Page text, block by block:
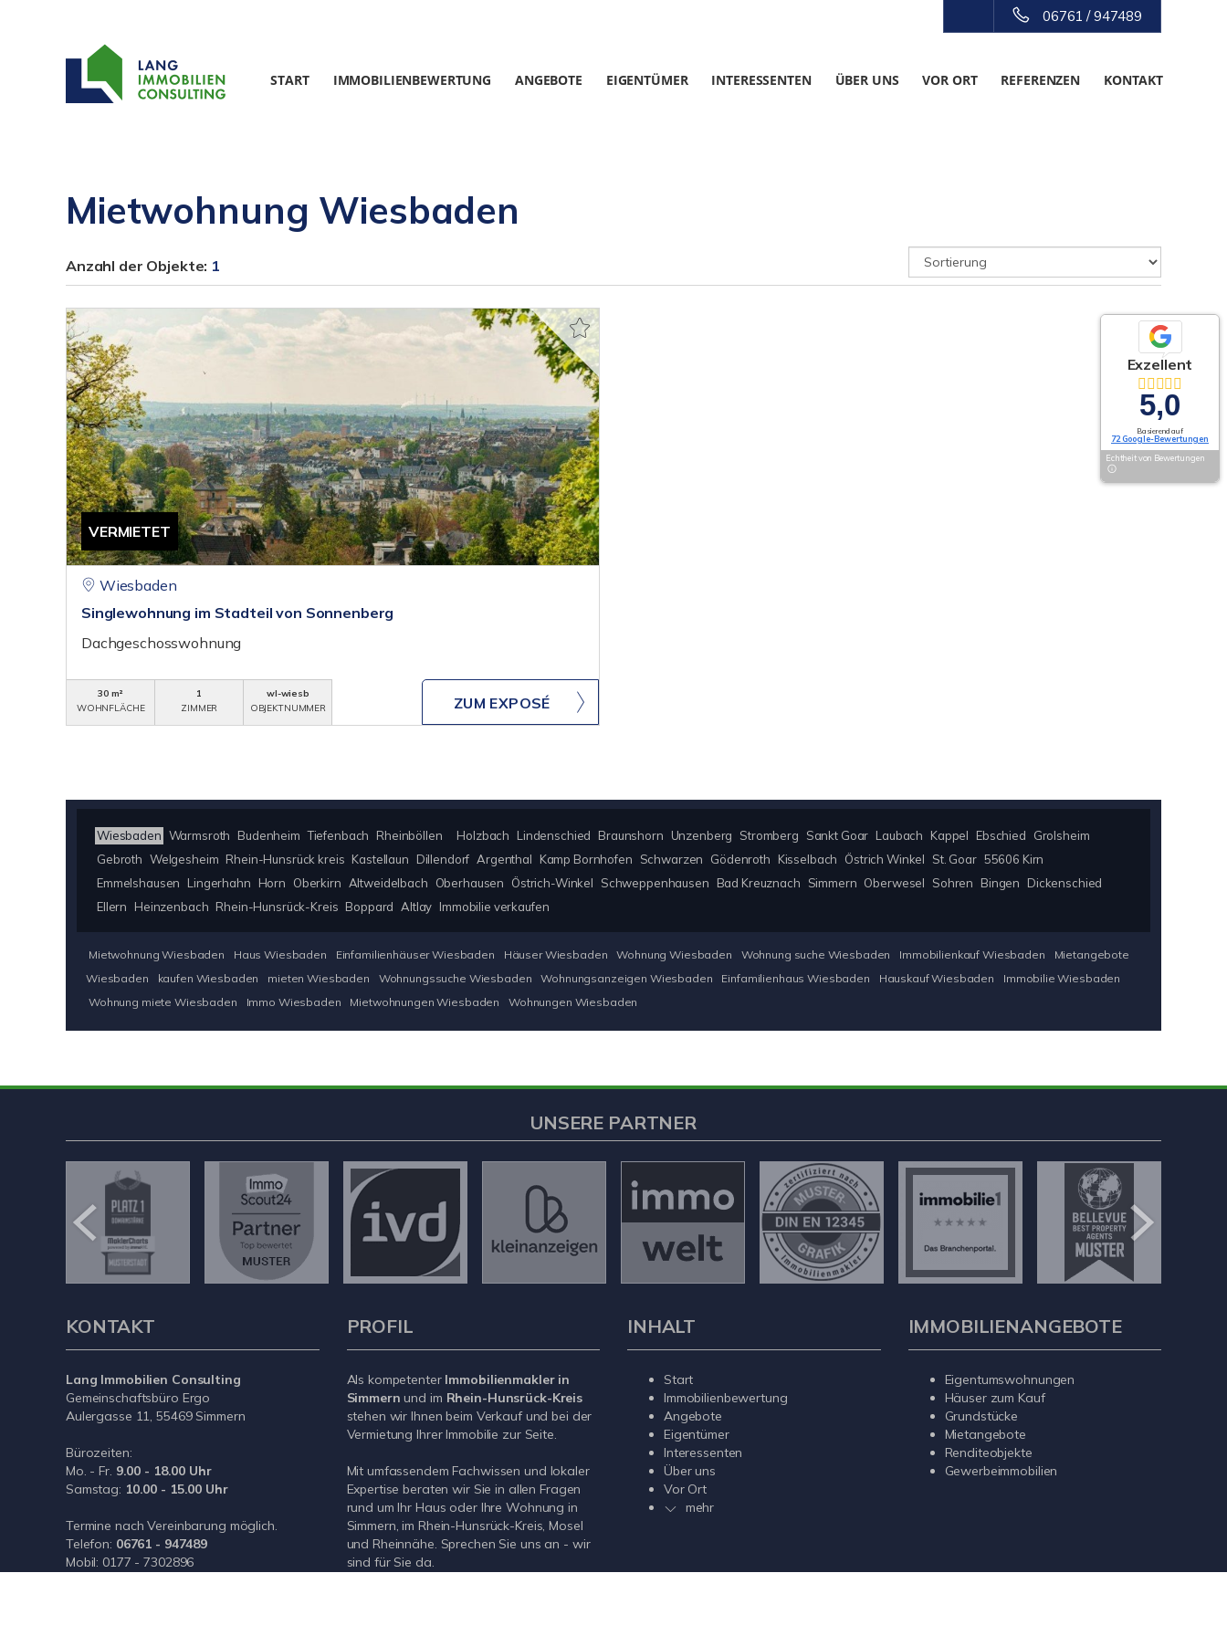
06761 / 947489
START IMMOBILIENBEWERTUNG ANGEBOTE EIGENTÜMER INTERESSENTEN ÜBER UNS VOR ORT REFERENZEN KONTAKT
Mietwohnung Wiesbaden
Anzahl der Objekte: 1
VERMIETET
Wiesbaden
Singlewohnung im Stadteil von Sonnenberg
Dachgeschosswohnung
30 m²
WOHNFLÄCHE
1
ZIMMER
wl-wiesb
OBJEKTNUMMER
ZUM EXPOSÉ
Wiesbaden Warmsroth Budenheim Tiefenbach Rheinböllen Holzbach Lindenschied Braunshorn Unzenberg Stromberg Sankt Goar Laubach Kappel Ebschied
Grolsheim
Gebroth Welgesheim Rhein-Hunsrück kreis Kastellaun Dillendorf Argenthal Kamp Bornhofen Schwarzen Gödenroth Kisselbach Östrich Winkel St. Goar 55606 Kirn
Emmelshausen
Lingerhahn Horn Oberkirn Altweidelbach Oberhausen Östrich-Winkel Schweppenhausen Bad Kreuznach Simmern Oberwesel Sohren Bingen
Dickenschied
Ellern
Heinzenbach Rhein-Hunsrück-Kreis Boppard Altlay Immobilie verkaufen
Mietwohnung Wiesbaden Haus Wiesbaden Einfamilienhäuser Wiesbaden Häuser Wiesbaden Wohnung Wiesbaden Wohnung suche Wiesbaden Immobilienkauf Wiesbaden
Mietangebote
Wiesbaden
kaufen Wiesbaden mieten Wiesbaden Wohnungssuche Wiesbaden Wohnungsanzeigen Wiesbaden Einfamilienhaus Wiesbaden Hauskauf Wiesbaden
Immobilie Wiesbaden
Wohnung miete Wiesbaden
Immo Wiesbaden Mietwohnungen Wiesbaden Wohnungen Wiesbaden
Exzellent
5,0
Basierend auf
72 Google-Bewertungen
Echtheit von Bewertungen
UNSERE PARTNER
KONTAKT
Lang Immobilien Consulting
Gemeinschaftsbüro Ergo
Aulergasse 11, 55469 Simmern
Bürozeiten:
Mo. - Fr. 9.00 - 18.00 Uhr
Samstag: 10.00 - 15.00 Uhr
Termine nach Vereinbarung möglich.
Telefon: 06761 - 947489
Mobil: 0177 - 7302896
PROFIL
Als kompetenter Immobilienmakler in
Simmern und im Rhein-Hunsrück-Kreis
stehen wir Ihnen beim Verkauf und bei der
Vermietung Ihrer Immobilie zur Seite.
Mit umfassendem Fachwissen und lokaler
Expertise beraten wir Sie in allen Fragen
rund um Ihr Haus oder Ihre Wohnung in
Simmern, im Rhein-Hunsrück-Kreis, Mosel
und Rheinnähe. Sprechen Sie uns an - wir
sind für Sie da.
INHALT
Start
Immobilienbewertung
Angebote
Eigentümer
Interessenten
Über uns
Vor Ort
mehr
IMMOBILIENANGEBOTE
Eigentumswohnungen
Häuser zum Kauf
Grundstücke
Mietangebote
Renditeobjekte
Gewerbeimmobilien